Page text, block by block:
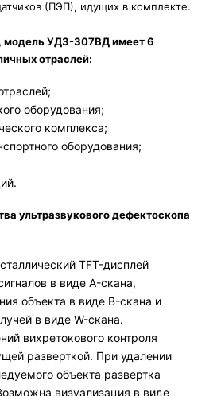
(ПЭП), идущих в комплекте.
модель УД3-307ВД имеет 6
отраслей:
оборудования;
комплекса;
оборудования;
ультразвукового дефектоскопа
TFT-дисплей
в виде A-скана,
объекта в виде B-скана и
в виде W-скана.
вихретокового контроля
разверткой. При удалении
объекта развертка
визуализация в виде